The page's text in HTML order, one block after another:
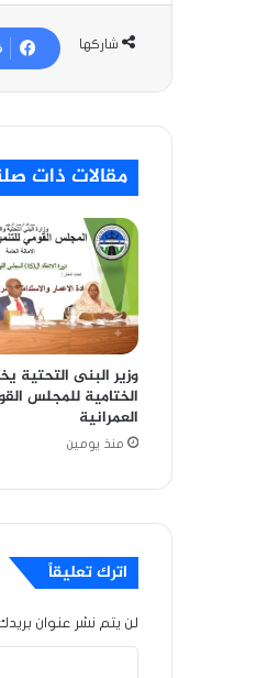
شاركها
مقالات ذات
وزير البنى التحتية
الختامية للمجلس
العمرانية
منذ يومين
اترك تعليقاً
لن يتم نشر عنوان